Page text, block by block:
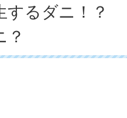
するダニ！？
？